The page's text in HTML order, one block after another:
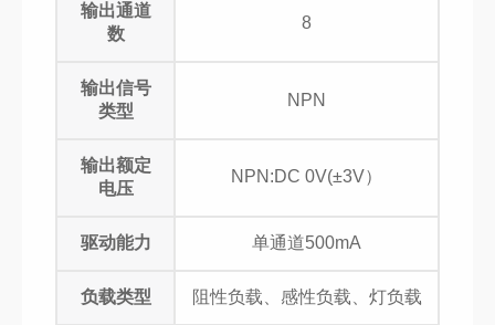
输出通道
数
8
输出信号
类型
NPN
输出额定
电压
NPN:DC 0V(±3V）
驱动能力 单通道500mA
负载类型 阻性负载、感性负载、灯负载